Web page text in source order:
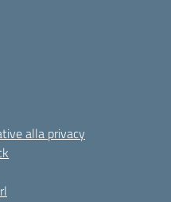
alla privacy